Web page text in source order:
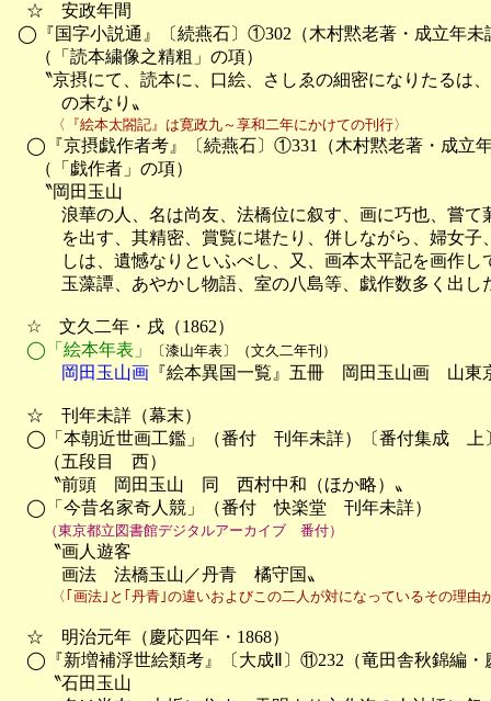
☆　安政年間
◯『国字小説通』〔続燕石〕①302（木村黙老著・成立年未
（「読本繍像之精粗」の項）
〝京摂にて、読本に、口絵、さしゑの細密になりたるは
の末なり〟
〈『絵本太閤記』は寛政九～享和二年にかけての刊行〉
◯『京摂戯作者考』〔続燕石〕①331（木村黙老著・成立
（「戯作者」の項）
〝岡田玉山
浪華の人、名は尚友、法橋位に叙す、画に巧也、嘗て
を出す、其精密、賞覧に堪たり、併しながら、婦女子
しは、遺憾なりといふべし、又、画本太平記を画作し
玉藻譚、あやかし物語、室の八島等、戯作数多く出し
☆　文久二年・戌（1862）
◯「絵本年表」
〔漆山年表〕（文久二年刊）
岡田玉山画 『絵本異国一覧』五冊　岡田玉山画　山
☆　刊年未詳（幕末）
◯「本朝近世画工鑑」（番付　刊年未詳）〔番付集成　上
（五段目　西）
〝前頭　岡田玉山　同　西村中和（ほか略）〟
◯「今昔名家奇人競」（番付　快楽堂　刊年未詳）
（東京都立図書館デジタルアーカイブ　番付）
〝画人遊客
画法　法橋玉山／丹青　橘守国〟
〈｢画法｣と｢丹青｣の違いおよびこの二人が対になっているその理由
☆　明治元年（慶応四年・1868）
◯『新増補浮世絵類考』〔大成Ⅱ〕⑪232（竜田舎秋錦編・
〝石田玉山